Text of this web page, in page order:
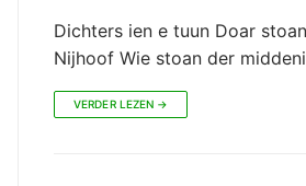
Dichters ien e tuun Doar
Nijhoof Wie stoan der
VERDER LEZEN →